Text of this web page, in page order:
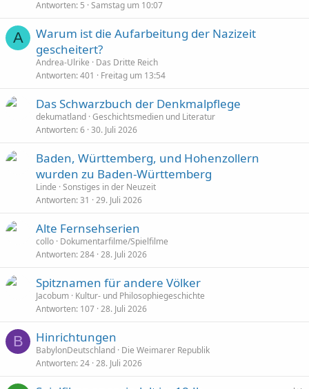
Antworten 5 Samstag um 10:07
A
Warum ist die Aufarbeitung der Nazizeit
gescheitert?
Andrea-Ulrike
Das Dritte Reich
Antworten 401 Freitag um 13:54
Das Schwarzbuch der Denkmalpflege
dekumatland Geschichtsmedien und Literatur
Antworten 6 30. Juli 2026
Baden, Württemberg, und Hohenzollern
wurden zu Baden-Württemberg
Linde Sonstiges in der Neuzeit
Antworten 31 29. Juli 2026
Alte Fernsehserien
collo Dokumentarfilme/Spielfilme
Antworten 284 28. Juli 2026
Spitznamen für andere Völker
Jacobum Kultur- und Philosophiegeschichte
Antworten 107 28. Juli 2026
B Hinrichtungen
BabylonDeutschland Die Weimarer Republik
Antworten 24 28. Juli 2026